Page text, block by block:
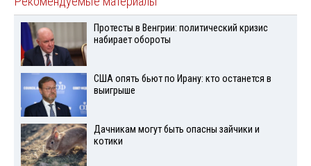
Протесты в Венгрии: политический кризис
набирает обороты
США опять бьют по Ирану: кто останется в
выигрыше
Дачникам могут быть опасны зайчики и
котики